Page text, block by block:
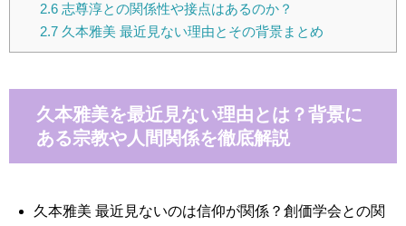
2.6志尊淳との関係性や接点はあるのか？
2.7久本雅美 最近見ない理由とその背景まとめ
久本雅美を最近見ない理由とは？背景に
ある宗教や人間関係を徹底解説
久本雅美 最近見ないのは信仰が関係？創価学会との関